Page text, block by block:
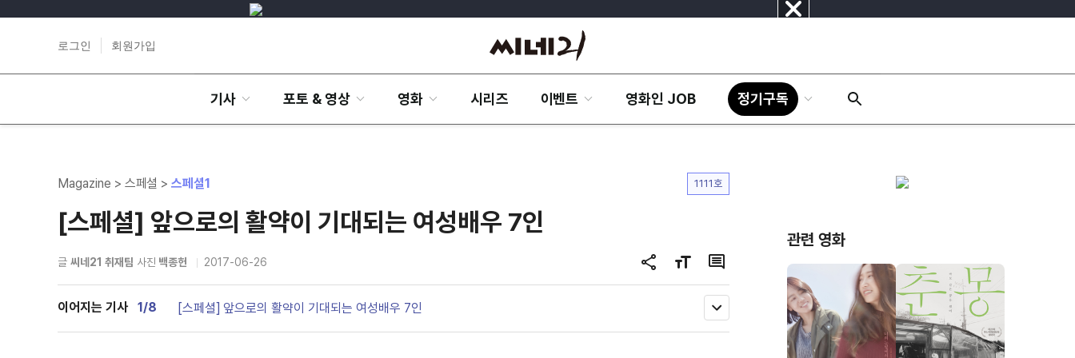
닫
로그인 회원가입
기사 포토 & 영상 영화 시리즈 이벤트 영화인 JOB 정기구독
Magazine > 스페셜 >스페셜1 1111호
[스페셜] 앞으로의 활약이 기대되는 여성배우 7인
글 씨네21 취재팀 사진 백종헌 2017-06-26
공
유
글
자
댓
글
이어지는 기사
1/8 [스페셜] 앞으로의 활약이 기대되는 여성배우 7인
모
두
관련 영화